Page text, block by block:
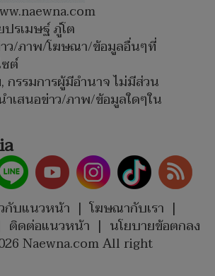
รเมษฐ์ ภู่โต
ว/ภาพ/โฆษณา/ข้อมูลอื่นๆที่
ซต์
กรรมการผู้มีอำนาจ ไม่มีส่วน
ำเสนอข่าว/ภาพ/ข้อมูลใดๆใน
กับแนวหน้า | โฆษณากับเรา |
ติดต่อแนวหน้า | นโยบายข้อตกลง
Naewna.com All right